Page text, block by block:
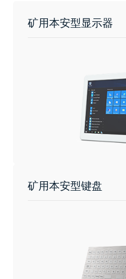
矿用本安型显示器
矿用本安型键盘